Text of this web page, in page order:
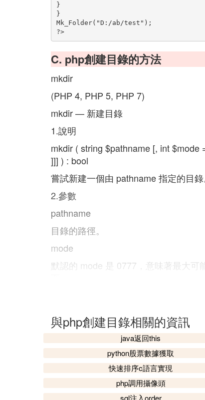
}
}
Mk_Folder("D:/ab/test");
?>
C. php創建目錄的方法
mkdir
(PHP 4, PHP 5, PHP 7)
mkdir — 新建目錄
1.說明
mkdir ( string $pathname [, int
]]] ) : bool
嘗試新建一個由 pathname 指定的目錄
2.參數
pathname
目錄的路徑。
mode
默認的 mode 是 0777，意味著最大可
注意也許想用八進制數指定模式，也
可以用 umask() 來改變。
recursive
允許遞歸創建由 pathname 所指定的多
context
與php創建目錄相關的資訊
java返回this
python股票數據獲取
快速排序c語言實現
php調用攝像頭
sql注入order